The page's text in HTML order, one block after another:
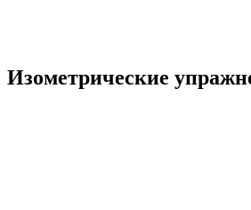
Изометрические